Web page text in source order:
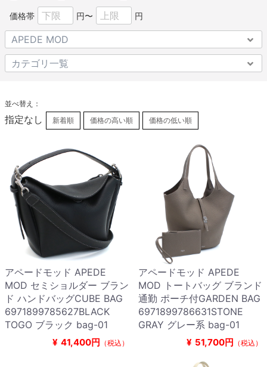
価格帯 円〜 円
並べ替え：
指定なし 新着順 価格の高い順 価格の低い順
アペードモッド APEDE
MOD セミショルダー ブラン
ド ハンドバッグCUBE BAG
6971899785627BLACK
TOGO ブラック bag-01
¥ 41,400円 （税込）
アペードモッド APEDE
MOD トートバッグ ブランド
通勤 ポーチ付GARDEN BAG
6971899786631STONE
GRAY グレー系 bag-01
¥ 51,700円 （税込）